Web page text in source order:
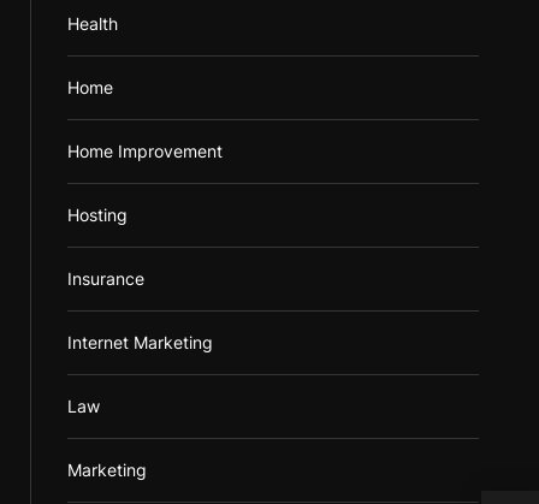
Health
Home
Home Improvement
Hosting
Insurance
Internet Marketing
Law
Marketing